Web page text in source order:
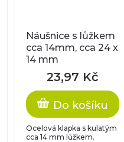
Náušnice s lůžkem
cca 14mm, cca 24 x
14 mm
23,97 Kč
Do košíku
Ocelová klapka s kulatým
cca 14 mm lůžkem.